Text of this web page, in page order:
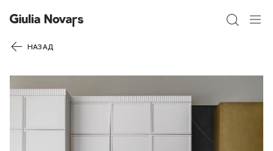
НАЗАД
40% СКИДКА